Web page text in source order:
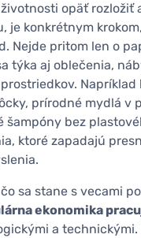
opäť rozložiť
je konkrétnym
Nejde pritom len o
týka aj oblečenia,
Napríklad
prírodné mydlá v
šampóny bez
ktoré zapadajú
sa stane s vecami
ekonomika
a technickými.